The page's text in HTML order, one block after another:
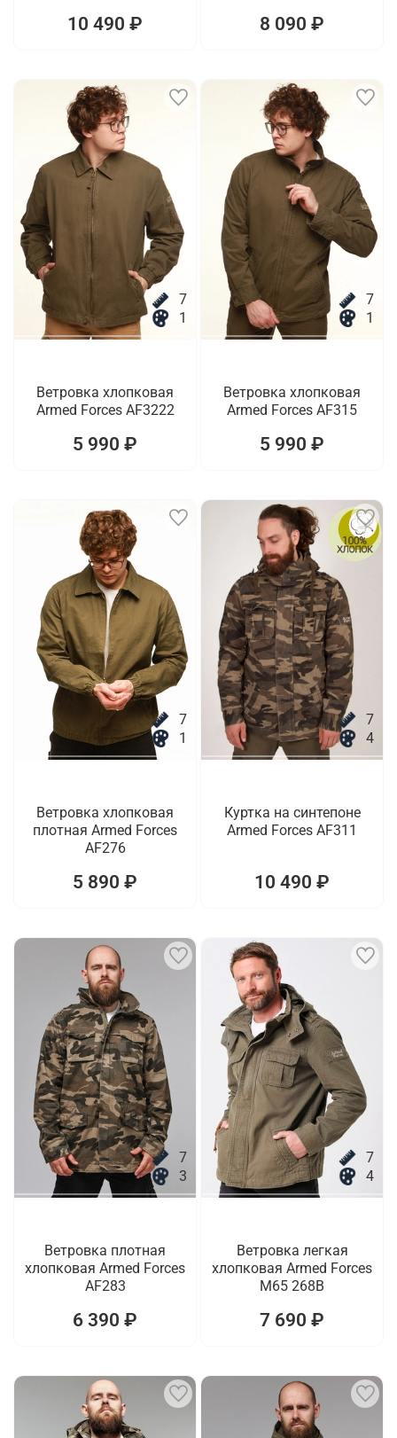
10 490 ₽ 8 090 ₽
7
1
Ветровка хлопковая
Armed Forces AF3222
5 990 ₽
7
1
Ветровка хлопковая
Armed Forces AF315
5 990 ₽
7
1
Ветровка хлопковая
плотная Armed Forces
AF276
5 890 ₽
7
4
Куртка на синтепоне
Armed Forces AF311
10 490 ₽
7
3
Ветровка плотная
хлопковая Armed Forces
AF283
6 390 ₽
7
4
Ветровка легкая
хлопковая Armed Forces
M65 268B
7 690 ₽